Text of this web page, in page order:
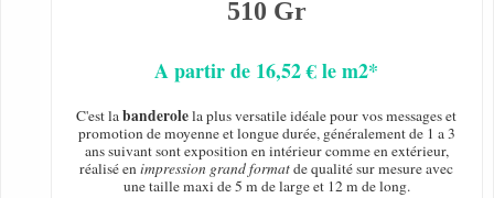
510 Gr
A partir de 16,52 € le m2*
C'est labanderolela plus versatile idéale pour vos messages et
promotion de moyenne et longue durée, généralement de 1 a 3
ans suivant sont exposition en intérieur comme en extérieur,
réalisé enimpression grand formatde qualité sur mesure avec
une taille maxi de 5 m de large et 12 m de long.